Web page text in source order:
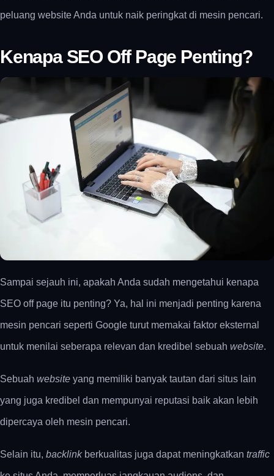
peluang website Anda untuk naik peringkat di mesin pencari.
Kenapa SEO Off Page Penting?
Sampai sejauh ini, apakah Anda sudah mengetahui kenapa
SEO off page itu penting? Ya, hal ini menjadi penting karena
mesin pencari seperti Google turut memakai faktor eksternal
untuk menilai seberapa relevan dan kredibel sebuah website.
Sebuah website yang memiliki banyak tautan dari situs lain
yang juga kredibel dan mempunyai reputasi baik akan lebih
dipercaya oleh mesin pencari.
Selain itu, backlink berkualitas juga dapat meningkatkan traffic